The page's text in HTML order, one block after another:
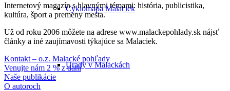
Cyklomapa Malaciek
Úrady v Malackách
Internetový magazín s hlavnými témami: história, publicistika,
kultúra, šport a premeny mesta.
Už od roku 2006 môžete na adrese www.malackepohlady.sk nájsť
články a iné zaujímavosti týkajúce sa Malaciek.
Kontakt – o.z. Malacké pohľady
Venujte nám 2 % z daní
Naše publikácie
O autoroch